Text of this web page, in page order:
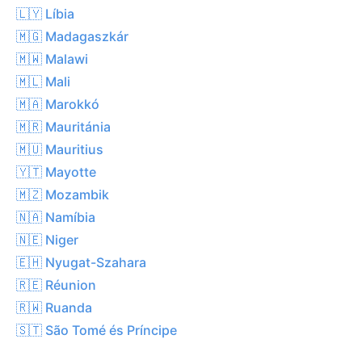
🇱🇾 Líbia
🇲🇬 Madagaszkár
🇲🇼 Malawi
🇲🇱 Mali
🇲🇦 Marokkó
🇲🇷 Mauritánia
🇲🇺 Mauritius
🇾🇹 Mayotte
🇲🇿 Mozambik
🇳🇦 Namíbia
🇳🇪 Niger
🇪🇭 Nyugat-Szahara
🇷🇪 Réunion
🇷🇼 Ruanda
🇸🇹 São Tomé és Príncipe